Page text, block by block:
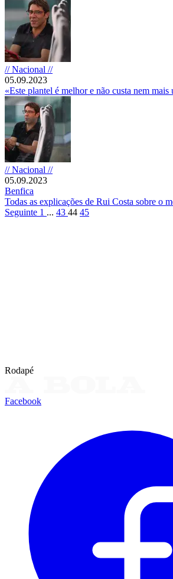
// Nacional //
05.09.2023
«Este plantel é melhor e não custa nem mais
// Nacional //
05.09.2023
Benfica
Todas as explicações de Rui Costa sobre o
Seguinte 1 ... 43 44 45
Rodapé
Facebook